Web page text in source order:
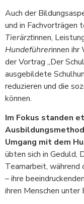
Auch der
und in
Tierärztinnen,
Hundeführerinnen ihr
der Vortrag „Der
ausgebildete
reduzieren und die
können.
Im Fokus standen
Umgang mit dem
übten sich in Geduld,
Teamarbeit, während
– ihre
ihren Menschen